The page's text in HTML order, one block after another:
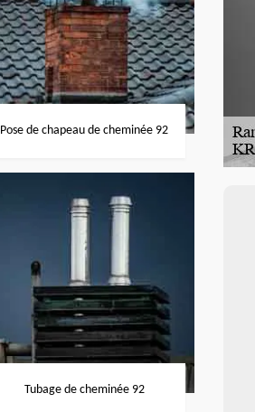
Pose de chapeau de cheminée 92
Tubage de cheminée 92